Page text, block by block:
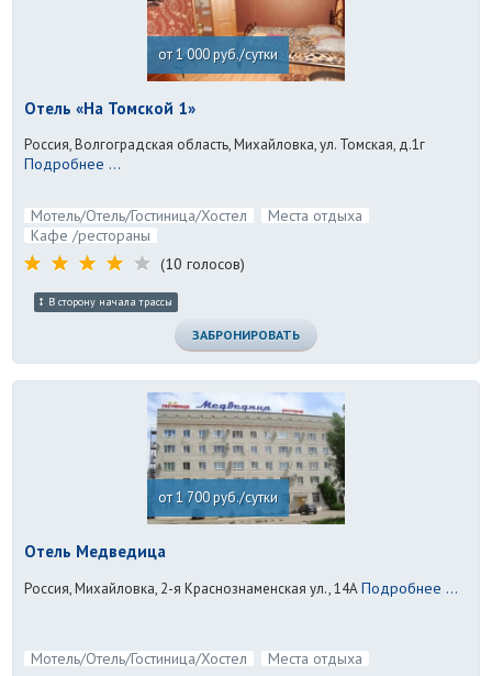
от 1 000 руб./сутки
Отель «На Томской 1»
Россия, Волгоградская область, Михайловка, ул. Томская, д.1г
Подробнее ...
Мотель/Отель/Гостиница/Хостел
Места отдыха
Кафе /рестораны
(10 голосов)
В сторону начала трассы
ЗАБРОНИРОВАТЬ
от 1 700 руб./сутки
Отель Медведица
Россия, Михайловка, 2-я Краснознаменская ул., 14АПодробнее ...
Мотель/Отель/Гостиница/Хостел
Места отдыха